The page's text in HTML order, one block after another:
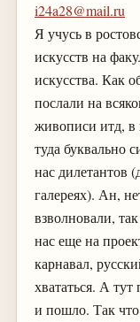
i24a28@mail.ru
Я учусь в
искусств на
искусства. Как
послали на
живописи итд, в
туда буквально
нас дилетантов
галереях). Ан,
взволновали,
нас еще на
карнавал,
хвататься. А
и пошло. Так